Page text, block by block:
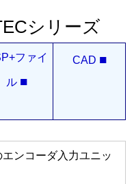
シリーズ
ファイ
ル ■
CAD ■
エンコーダ入力ユニッ